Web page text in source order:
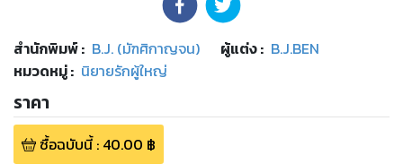
สำนักพิมพ์: B.J. (มัฑศิกาญจน) ผู้แต่ง : B.J.BEN
หมวดหมู่: นิยายรักผู้ใหญ่
ราคา
ซื้อฉบับนี้: 40.00 ฿